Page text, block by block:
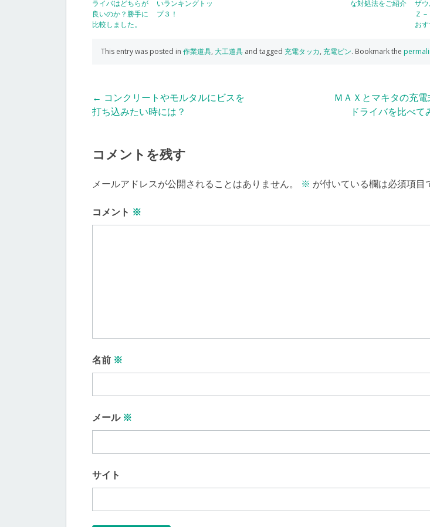
ライバはどちらが
良いのか？勝手に
比較しました。
いランキングトッ
プ３！
な対処法をご紹介
ザ
Ｚ
おす
This entry was posted in 作業道具, 大工道具 and tagged 充電タッカ, 充電ピン. Bookmark the
Post
navigation
← コンクリートやモルタルにビスを
打ち込みたい時には？
ＭＡＸとマキタの充電
ドライバを比べて
コメントを残す
メールアドレスが公開されることはありません。 ※ が付いている欄は必須項目
コメント ※
名前 ※
メール ※
サイト